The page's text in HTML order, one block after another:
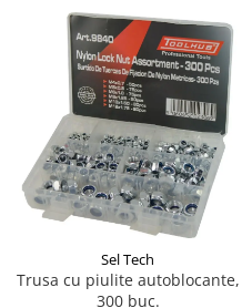
Sel Tech
Trusa cu piulite autoblocante,
300 buc.